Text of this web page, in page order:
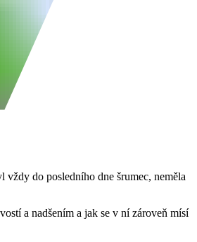
vždy do posledního dne šrumec, neměla
a nadšením a jak se v ní zároveň mísí